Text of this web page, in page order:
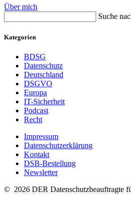
Über mich
Suche
Kategorien
BDSG
Datenschutz
Deutschland
DSGVO
Europa
IT-Sicherheit
Podcast
Recht
Impressum
Datenschutzerklärung
Kontakt
DSB-Bestellung
Newsletter
© 2026 DER Datenschutzbeauftragte